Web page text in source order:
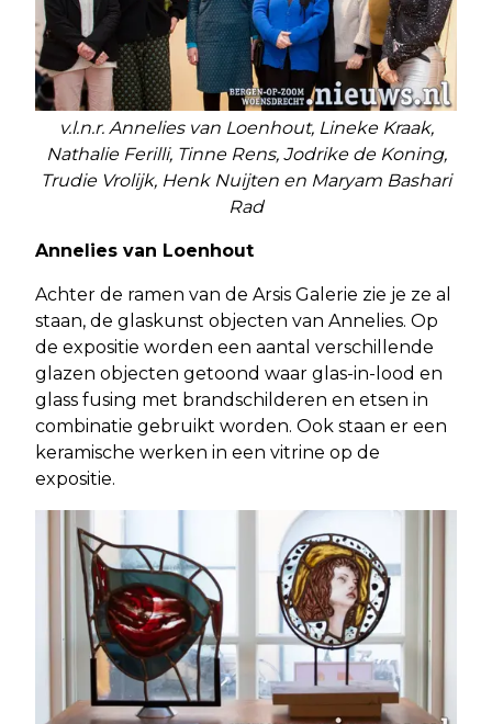
v.l.n.r. Annelies van Loenhout, Lineke Kraak,
Nathalie Ferilli, Tinne Rens, Jodrike de Koning,
Trudie Vrolijk, Henk Nuijten en Maryam Bashari
Rad
Annelies van Loenhout
Achter de ramen van de Arsis Galerie zie je ze al
staan, de glaskunst objecten van Annelies. Op
de expositie worden een aantal verschillende
glazen objecten getoond waar glas-in-lood en
glass fusing met brandschilderen en etsen in
combinatie gebruikt worden. Ook staan er een
keramische werken in een vitrine op de
expositie.